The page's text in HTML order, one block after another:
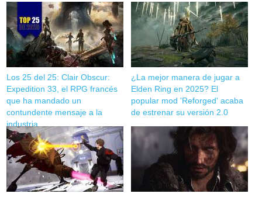
Los 25 del 25: Clair Obscur:
Expedition 33, el RPG francés
que ha mandado un
contundente mensaje a la
industria
¿La mejor manera de jugar a
Elden Ring en 2025? El
popular mod 'Reforged' acaba
de estrenar su versión 2.0